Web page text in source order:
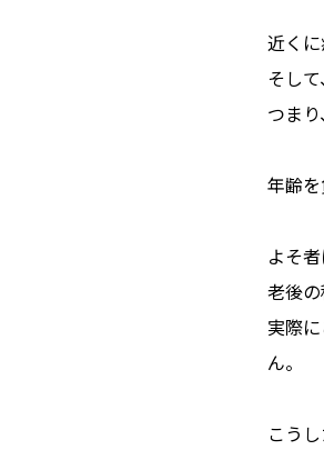
近く
そし
つま
年齢を
よそ
老後の
実際
ん。
こう